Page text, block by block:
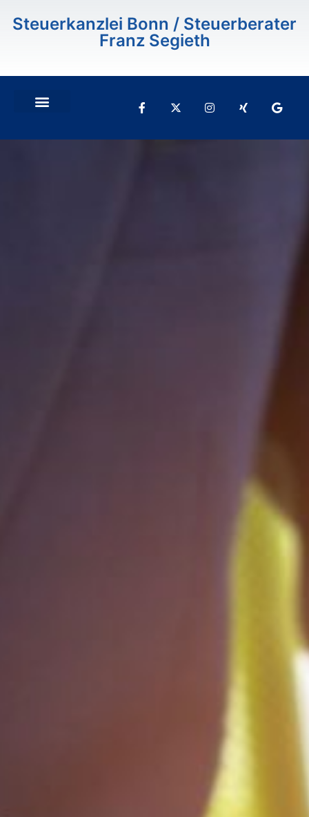
springen
Steuerkanzlei Bonn / Steuerberater
Franz Segieth